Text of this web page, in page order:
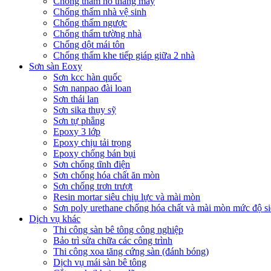
Chống thấm nhà vệ sinh
Chống thấm ngược
Chống thấm tường nhà
Chống dột mái tôn
Chống thấm khe tiếp giáp giữa 2 nhà
Sơn sàn Eoxy
Sơn kcc hàn quốc
Sơn nanpao đài loan
Sơn thái lan
Sơn sika thụy sỹ
Sơn tự phẳng
Epoxy 3 lớp
Epoxy chịu tải trọng
Epoxy chống bán bụi
Sơn chống tĩnh điện
Sơn chống hóa chất ăn mòn
Sơn chống trơn trượt
Resin mortar siêu chịu lực và mài mòn
Sơn poly urethane chống hóa chất và mài mòn mức độ
Dịch vụ khác
Thi công sàn bê tông công nghiệp
Bảo trì sửa chữa các công trình
Thi công xoa tăng cứng sàn (đánh bóng)
Dịch vụ mái sàn bê tông